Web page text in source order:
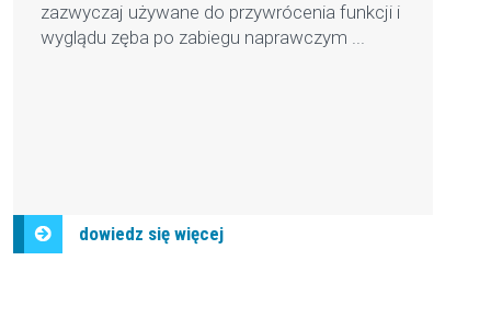
zazwyczaj używane do przywrócenia funkcji i
wyglądu zęba po zabiegu naprawczym ...